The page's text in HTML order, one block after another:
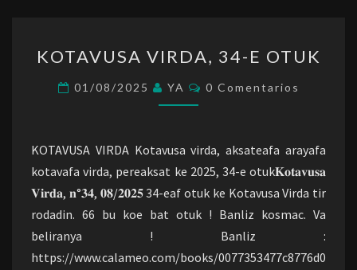
VIRDA,
34-
E
KOTAVUSA VIRDA, 34-E OTUK
01/08/2025 YA Comentarios
0 Comentarios
KOTAVUSA VIRDA Kotavusa virda, aksateafa arayafa
kotavafa virda, pereaksat ke 2025, 34-e otuk𝐊𝐨𝐭𝐚𝐯𝐮𝐬𝐚
𝐕𝐢𝐫𝐝𝐚, 𝐧°𝟑𝟒, 𝟎𝟖/𝟐𝟎𝟐𝟓 34-eaf otuk ke Kotavusa Virda tir
rodadin. 66 bu koe bat otuk ! Banliz kosmac. Va
beliranya ! Banliz :
https://www.calameo.com/books/0077353477c8776d0